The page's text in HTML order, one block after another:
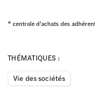
THÉMATIQUES :
Vie des sociétés
* centrale d’achats des